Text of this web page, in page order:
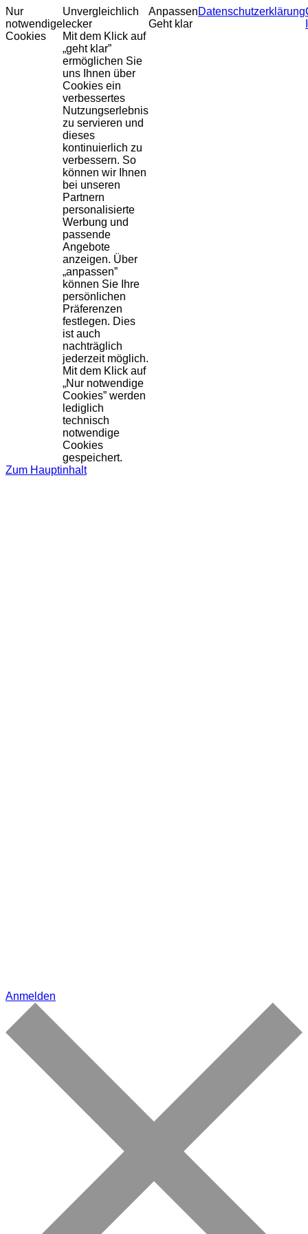
Nur
notwendige
Cookies
Unvergleichlich
lecker
Mit dem Klick auf
„geht klar”
ermöglichen Sie
uns Ihnen über
Cookies ein
verbessertes
Nutzungserlebnis
zu servieren und
dieses
kontinuierlich zu
verbessern. So
können wir Ihnen
bei unseren
Partnern
personalisierte
Werbung und
passende
Angebote
anzeigen. Über
„anpassen”
können Sie Ihre
persönlichen
Präferenzen
festlegen. Dies
ist auch
nachträglich
jederzeit möglich.
Mit dem Klick auf
„Nur notwendige
Cookies” werden
lediglich
technisch
notwendige
Cookies
gespeichert.
Anpassen
Geht klar
Datenschutzerklärung
Zum Hauptinhalt
Anmelden